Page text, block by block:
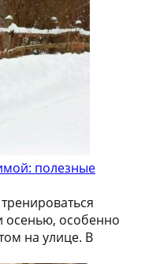
полезные
осенью, особенно
на улице. В